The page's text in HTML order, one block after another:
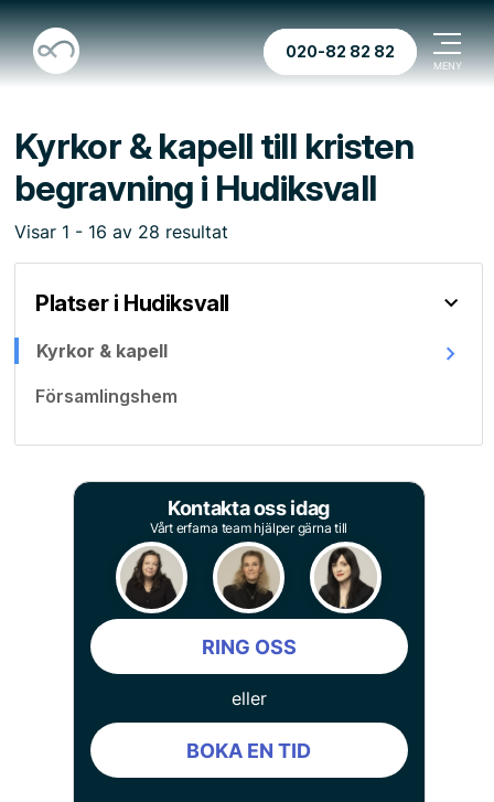
020-82 82 82
Kyrkor & kapell till kristen
begravning i Hudiksvall
Visar 1 - 16 av 28 resultat
Platser i Hudiksvall
Kyrkor & kapell
Församlingshem
Kontakta oss idag
Vårt erfarna team hjälper gärna till
RING OSS
eller
BOKA EN TID